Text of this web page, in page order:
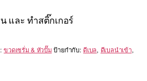
และ ทำสติ๊กเกอร์
:ขวดเซรั่ม & หัวปั๊ม ป้ายกำกับ:ดีเบล, ดีเบลนำเข้า,